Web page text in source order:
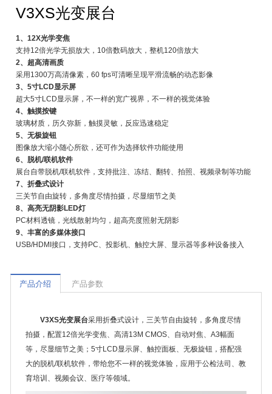
V3XS光变展台
1、12X光学变焦
支持12倍光学无损放大，10倍数码放大，整机120倍放大
2、超高清画质
采用1300万高清像素，60 fps可清晰呈现平滑流畅的动态影像
3、5寸LCD显示屏
超大5寸LCD显示屏，不一样的宽广视界，不一样的视觉体验
4、触摸按键
玻璃材质，历久弥新，触摸灵敏，反应迅速稳定
5、无极旋钮
图像放大缩小随心所欲，还可作为选择软件功能使用
6、脱机/联机软件
展台自带脱机/联机软件，支持批注、冻结、翻转、拍照、视频录制等功能
7、折叠式设计
三关节自由旋转，多角度尽情拍摄，尽显细节之美
8、高亮无阴影LED灯
PC材料透镜，光线散射均匀，超高亮度照射无阴影
9、丰富的多媒体接口
USB/HDMI接口，支持PC、投影机、触控大屏、显示器等多种设备接入
产品介绍 产品参数
V3XS光变展台采用折叠式设计，三关节自由旋转，多角度尽情
拍摄，配置12倍光学变焦、高清13M CMOS、自动对焦、A3幅面
等，尽显细节之美；5寸LCD显示屏、触控面板、无极旋钮，搭配强
大的脱机/联机软件，带给您不一样的视觉体验，应用于公检法司、教
育培训、视频会议、医疗等领域。